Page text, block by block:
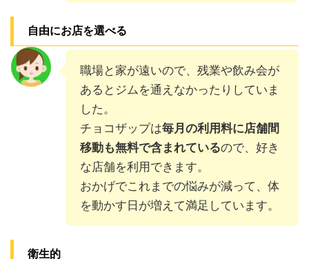
自由にお店を選べる
職場と家が遠いので、残業や飲み会が
あるとジムを通えなかったりしていま
した。
チョコザップは毎月の利用料に店舗間
移動も無料で含まれているので、好き
な店舗を利用できます。
おかげでこれまでの悩みが減って、体
を動かす日が増えて満足しています。
衛生的